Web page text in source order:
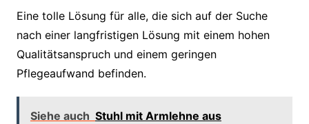
Eine tolle Lösung für alle, die sich auf der Suche
nach einer langfristigen Lösung mit einem hohen
Qualitätsanspruch und einem geringen
Pflegeaufwand befinden.
Siehe auch Stuhl mit Armlehne aus